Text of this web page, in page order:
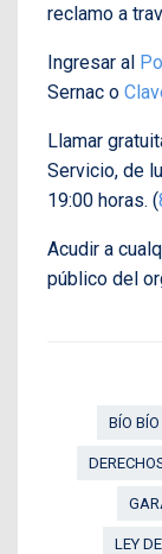
reclamo a
Ingresar al
Sernac o
Llamar
Servicio, de
19:00 horas. (
Acudir a
público del
BÍO BÍO
LEY